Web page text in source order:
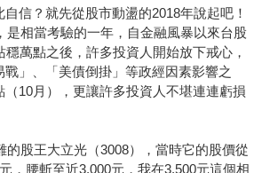
信？就先從股市動盪的2018年說起吧！
是相當考驗的一年，自金融風暴以來台股
萬點之後，許多投資人開始放下戒心，
戰」、「美債倒掛」等政經因素影響之
10月），更讓許多投資人不堪連連虧損
的股王大立光（3008），當時它的股價從
，腰斬至近3,000元，我在3,500元這個相